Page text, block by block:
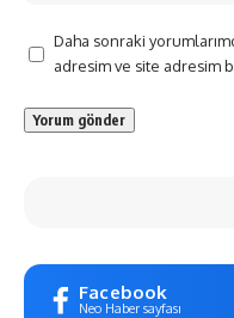
Daha sonraki
adresim ve site adresim
Facebook
Neo Haber sayfası